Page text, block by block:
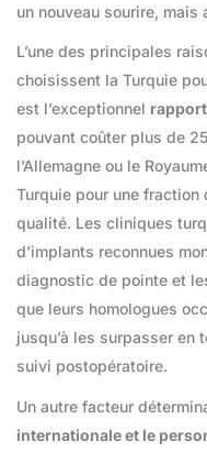
un nouveau sourire,
L’une des principales
choisissent la Turquie
est l’exceptionnel
pouvant coûter plus de
l’Allemagne ou le
Turquie pour une
qualité. Les cliniques
d’implants reconnues
diagnostic de pointe et
que leurs homologues
jusqu’à les surpasser en
suivi postopératoire.
Un autre facteur
internationale et le